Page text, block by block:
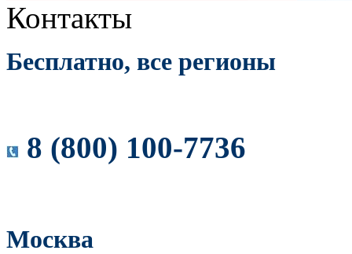
Контакты
Бесплатно, все регионы
8 (800) 100-7736
Москва